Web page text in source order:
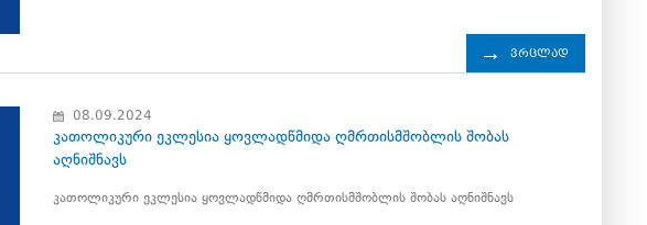
ვრცლად
08.09.2024
კათოლიკური ეკლესია ყოვლადწმიდა ღმრთისმშობლის შობას
აღნიშნავს
კათოლიკური ეკლესია ყოვლადწმიდა ღმრთისმშობლის შობას აღნიშნავს